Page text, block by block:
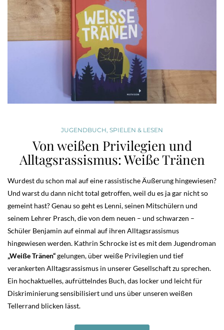
JUGENDBUCH, SPIELEN & LESEN
Von weißen Privilegien und
Alltagsrassismus: Weiße Tränen
Wurdest du schon mal auf eine rassistische Äußerung hingewiesen?
Und warst du dann nicht total getroffen, weil du es ja gar nicht so
gemeint hast? Genau so geht es Lenni, seinen Mitschülern und
seinem Lehrer Prasch, die von dem neuen – und schwarzen –
Schüler Benjamin auf einmal auf ihren Alltagsrassismus
hingewiesen werden. Kathrin Schrocke ist es mit dem Jugendroman
„Weiße Tränen“gelungen, über weiße Privilegien und tief
verankerten Alltagsrassismus in unserer Gesellschaft zu sprechen.
Ein hochaktuelles, aufrüttelndes Buch, das locker und leicht für
Diskriminierung sensibilisiert und uns über unseren weißen
Tellerrand blicken lässt.